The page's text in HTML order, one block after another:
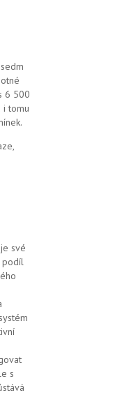
6 500
i tomu
své
podíl
s